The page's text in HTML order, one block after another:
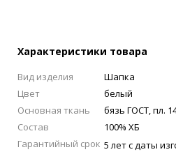
Характеристики товара
Вид изделия
Шапка
Цвет
белый
Основная ткань
бязь ГОСТ, пл.
Состав
100% ХБ
Гарантийный срок 5 лет с даты